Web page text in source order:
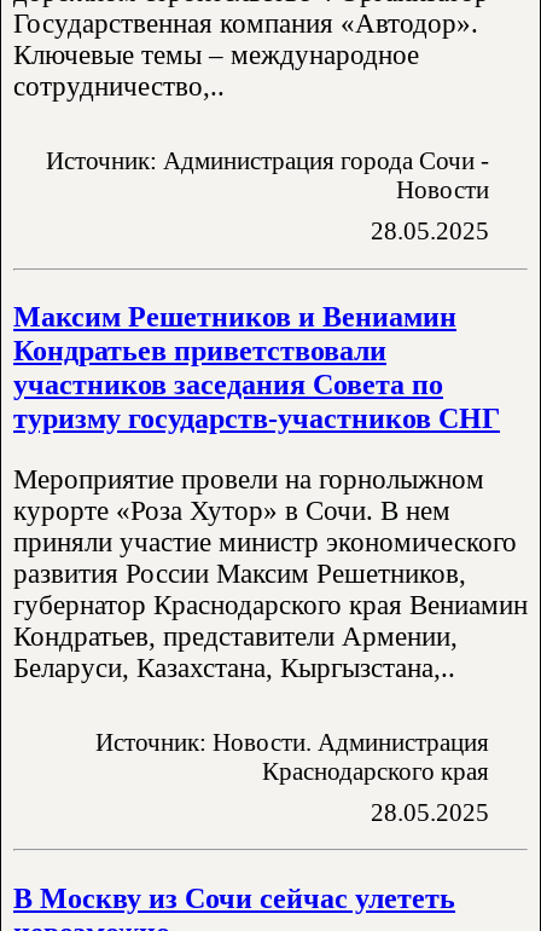
Государственная компания «Автодор».
Ключевые темы – международное
сотрудничество,..
Источник: Администрация города Сочи -
Новости
28.05.2025
Максим Решетников и Вениамин
Кондратьев приветствовали
участников заседания Совета по
туризму государств-участников СНГ
Мероприятие провели на горнолыжном
курорте «Роза Хутор» в Сочи. В нем
приняли участие министр экономического
развития России Максим Решетников,
губернатор Краснодарского края Вениамин
Кондратьев, представители Армении,
Беларуси, Казахстана, Кыргызстана,..
Источник: Новости. Администрация
Краснодарского края
28.05.2025
В Москву из Сочи сейчас улететь